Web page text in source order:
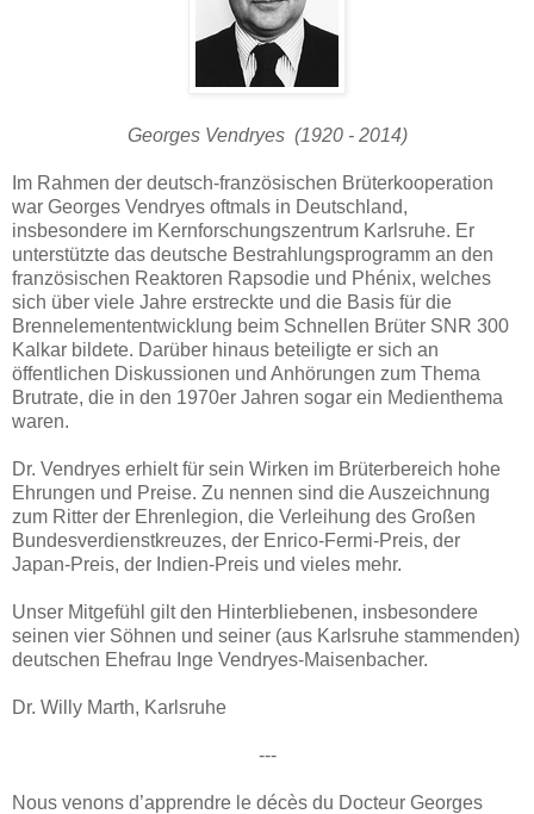
Georges Vendryes (1920 - 2014)
Im Rahmen der deutsch-französischen Brüterkooperation
war Georges Vendryes oftmals in Deutschland,
insbesondere im Kernforschungszentrum Karlsruhe. Er
unterstützte das deutsche Bestrahlungsprogramm an den
französischen Reaktoren Rapsodie und Phénix, welches
sich über viele Jahre erstreckte und die Basis für die
Brennelemententwicklung beim Schnellen Brüter SNR 300
Kalkar bildete. Darüber hinaus beteiligte er sich an
öffentlichen Diskussionen und Anhörungen zum Thema
Brutrate, die in den 1970er Jahren sogar ein Medienthema
waren.
Dr. Vendryes erhielt für sein Wirken im Brüterbereich hohe
Ehrungen und Preise. Zu nennen sind die Auszeichnung
zum Ritter der Ehrenlegion, die Verleihung des Großen
Bundesverdienstkreuzes, der Enrico-Fermi-Preis, der
Japan-Preis, der Indien-Preis und vieles mehr.
Unser Mitgefühl gilt den Hinterbliebenen, insbesondere
seinen vier Söhnen und seiner (aus Karlsruhe stammenden)
deutschen Ehefrau Inge Vendryes-Maisenbacher.
Dr. Willy Marth, Karlsruhe
---
Nous venons d’apprendre le décès du Docteur Georges